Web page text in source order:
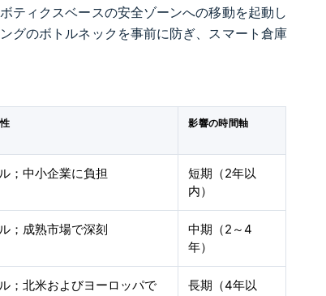
ティクスベースの安全ゾーンへの移動を起動し
グのボトルネックを事前に防ぎ、スマート倉庫
影響の時間軸
；中小企業に負担
短期（2年以
内）
；成熟市場で深刻
中期（2～4
年）
；北米およびヨーロッパで
長期（4年以